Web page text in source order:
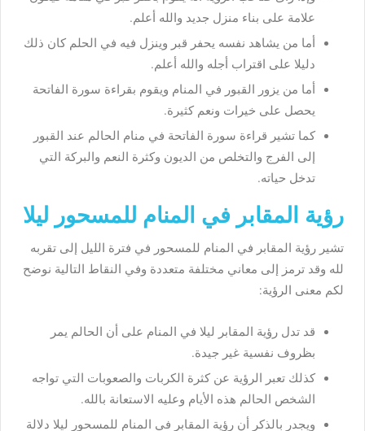
علامة على بناء منزل جديد والله أعلم.
أما من يشاهد نفسه يحفر قبر وينزل فيه في الحلم كان ذلك
دليلا على اقتراب أجله والله أعلم.
أما من يزور القبور في المنام ويقوم بقراءة سورة الفاتحة
يحصل على خيرات ونعم كثيرة.
كما تشير قراءة سورة الفاتحة في منام الحالم عند القبور
إلى الفرج والتخلص من الديون وكثرة النعم والبركة التي
تدخل حياته.
رؤية المقابر في المنام للمسحور ليلا
تشير رؤية المقابر في المنام للمسحور في فترة الليل إلى تقربه
لله وقد ترمز إلى معاني مختلفة متعددة وفي النقاط التالية نوضح
لكم معنى الرؤية:
قد تدل رؤية المقابر ليلا في المنام على أن الحالم يمر
بظروف نفسية غير جيدة.
كذلك تعبر الرؤية عن كثرة الكربات والصعوبات التي تواجه
الشخص الحالم هذه الأيام وعليه الاستعانة بالله.
ويجدر بالذكر أن رؤية المقابر في المنام للمسحور ليلا دلالة